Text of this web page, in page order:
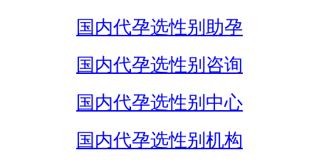
国内代孕选性别助孕
国内代孕选性别咨询
国内代孕选性别中心
国内代孕选性别机构